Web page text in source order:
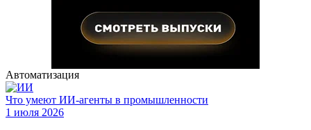
Автоматизация
Что умеют ИИ-агенты в промышленности
1 июля 2026